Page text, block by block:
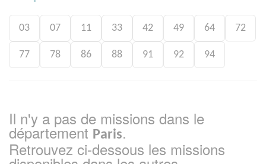
03 07 11 33 42 49 64 72
77 78 86 88 91 92 94
Il n'y a pas de missions dans le
département Paris.
Retrouvez ci-dessous les missions